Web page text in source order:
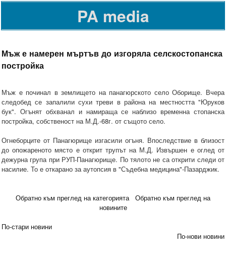
PA media
Мъж е намерен мъртъв до изгоряла селскостопанска
постройка
Мъж е починал в землището на панагюрското село Оборище. Вчера
следобед се запалили сухи треви в района на местността "Юруков
бук". Огънят обхванал и намираща се наблизо временна стопанска
постройка, собственост на М.Д.-68г. от същото село.
Огнеборците от Панагюрище изгасили огъня. Впоследствие в близост
до опожареното място е открит трупът на М.Д. Извършен е оглед от
дежурна група при РУП-Панагюрище. По тялото не са открити следи от
насилие. То е откарано за аутопсия в "Съдебна медицина"-Пазарджик.
Обратно към преглед на категорията
Обратно към преглед на
новините
По-стари новини
По-нови новини